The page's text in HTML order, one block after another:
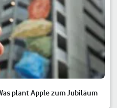
plant Apple zum Jubiläum